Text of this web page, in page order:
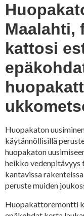
Maalahti,
kattosi
Huopakaton
käytännöllisillä
huopakaton
heikko
kantavissa
peruste muiden
Huopakattoremontti